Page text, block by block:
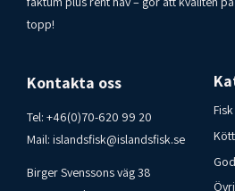
topp!
Kontakta oss
Tel: +46(0)70-620 99 20
Mail: islandsfisk@islandsfisk.se
Birger Svenssons väg 38
Fisk
Kött